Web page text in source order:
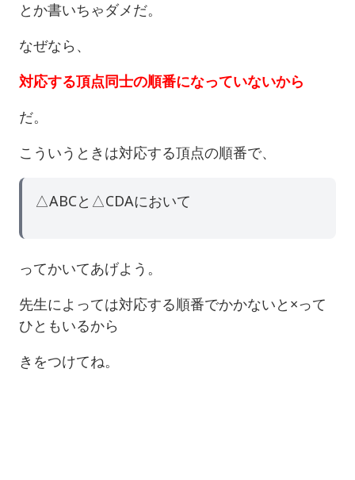
とか書いちゃダメだ。
なぜなら、
対応する頂点同士の順番になっていないから
だ。
こういうときは対応する頂点の順番で、
△ABCと△CDAにおいて
ってかいてあげよう。
先生によっては対応する順番でかかないと×って
ひともいるから
きをつけてね。